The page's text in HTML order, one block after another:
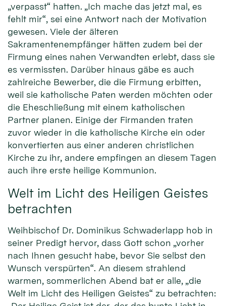
„verpasst“ hatten. „Ich mache das jetzt mal, es
fehlt mir“, sei eine Antwort nach der Motivation
gewesen. Viele der älteren
Sakramentenempfänger hätten zudem bei der
Firmung eines nahen Verwandten erlebt, dass sie
es vermissten. Darüber hinaus gäbe es auch
zahlreiche Bewerber, die die Firmung erbitten,
weil sie katholische Paten werden möchten oder
die Eheschließung mit einem katholischen
Partner planen. Einige der Firmanden traten
zuvor wieder in die katholische Kirche ein oder
konvertierten aus einer anderen christlichen
Kirche zu ihr, andere empfingen an diesem Tagen
auch ihre erste heilige Kommunion.
Welt im Licht des Heiligen Geistes
betrachten
Weihbischof Dr. Dominikus Schwaderlapp hob in
seiner Predigt hervor, dass Gott schon „vorher
nach Ihnen gesucht habe, bevor Sie selbst den
Wunsch verspürten“. An diesem strahlend
warmen, sommerlichen Abend bat er alle, „die
Welt im Licht des Heiligen Geistes“ zu betrachten: